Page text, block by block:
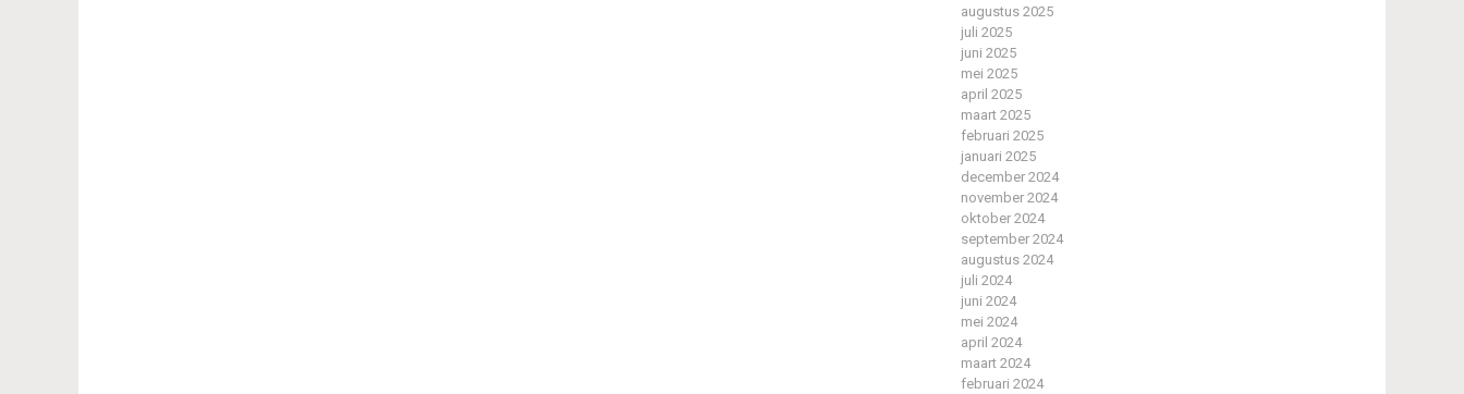
augustus 2025
juli 2025
juni 2025
mei 2025
april 2025
maart 2025
februari 2025
januari 2025
december 2024
november 2024
oktober 2024
september 2024
augustus 2024
juli 2024
juni 2024
mei 2024
april 2024
maart 2024
februari 2024